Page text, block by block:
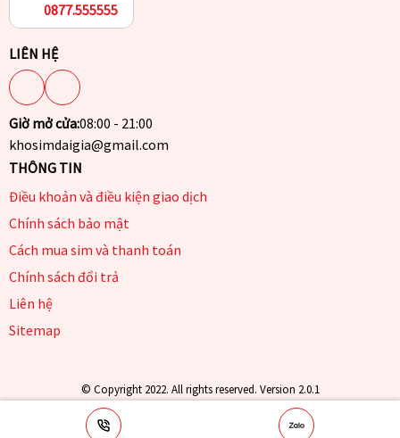
0877.555555
LIÊN HỆ
Giờ mở cửa:08:00 - 21:00
khosimdaigia@gmail.com
THÔNG TIN
Điều khoản và điều kiện giao dịch
Chính sách bảo mật
Cách mua sim và thanh toán
Chính sách đổi trả
Liên hệ
Sitemap
© Copyright 2022. All rights reserved. Version 2.0.1